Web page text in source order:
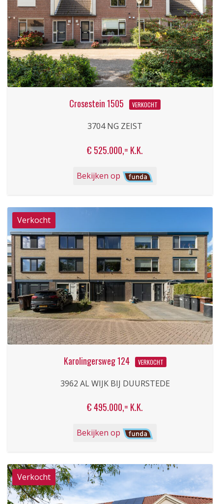
Crosestein 1505 VERKOCHT
3704 NG ZEIST
€ 525.000,= K.K.
Bekijken op
Karolingersweg 124 VERKOCHT
3962 AL WIJK BIJ DUURSTEDE
€ 495.000,= K.K.
Bekijken op